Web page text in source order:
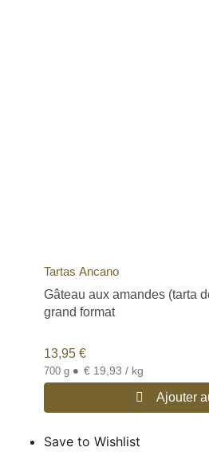
Tartas Ancano
Gâteau aux amandes (tarta
grand format
13,95 €
700 g • € 19,93 / kg
Ajouter
Save to Wishlist